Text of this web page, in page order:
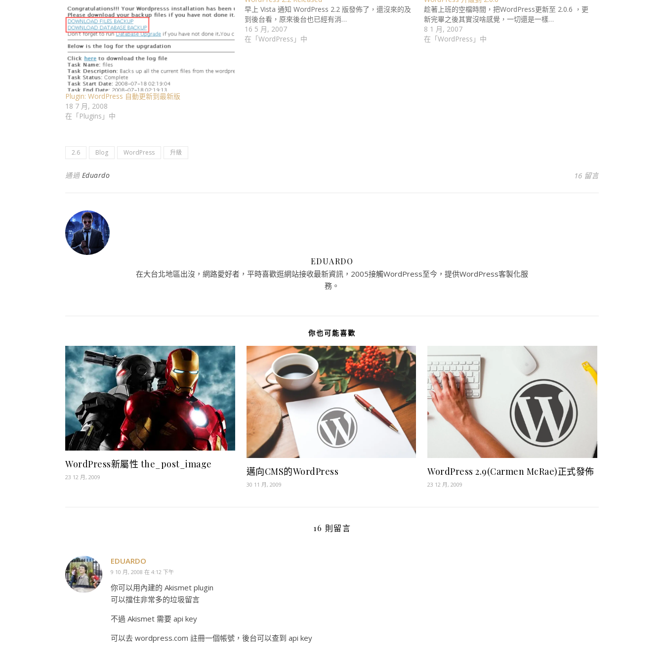
Plugin: WordPress 自動更新到最新版
18 7 月, 2008
在「Plugins」中
早上 Vista 通知 WordPress 2.2 版發佈了，還沒來的及
到後台看，原來後台也已經有消…
16 5 月, 2007
在「WordPress」中
趁著上班的空檔時間，把WordPress更新至 2.0.6 ，更
新完畢之後其實沒啥感覺，一切還是一樣…
8 1 月, 2007
在「WordPress」中
2.6 Blog WordPress 升級
通過 Eduardo 16 留言
EDUARDO
在大台北地區出沒，網路愛好者，平時喜歡逛網站接收最新資訊，2005接觸WordPress至今，提供WordPress客製化服
務。
你也可能喜歡
WordPress新屬性 the_post_image
23 12 月, 2009 邁向CMS的WordPress
30 11 月, 2009
WordPress 2.9(Carmen McRae)正式發佈
23 12 月, 2009
16 則留言
EDUARDO
9 10 月, 2008 在 4:12 下午
你可以用內建的 Akismet plugin
可以擋住非常多的垃圾留言
不過 Akismet 需要 api key
可以去 wordpress.com 註冊一個帳號，後台可以查到 api key